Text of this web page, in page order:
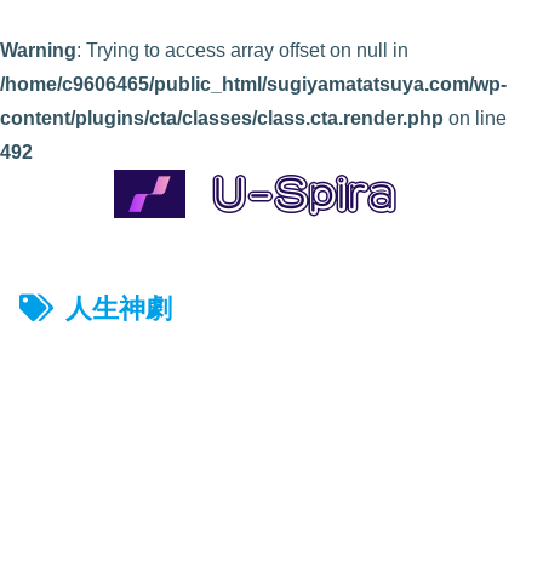
Warning: Trying to access array offset on null in
/home/c9606465/public_html/sugiyamatatsuya.com/wp-
content/plugins/cta/classes/class.cta.render.php on line
492
人生神劇